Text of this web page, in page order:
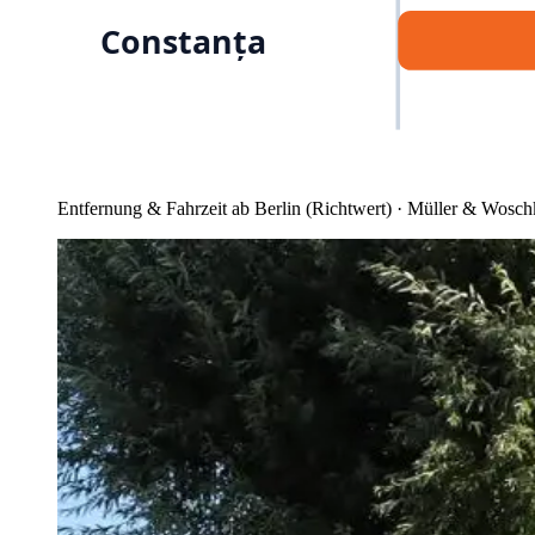
Constanța
Entfernung & Fahrzeit ab Berlin (Richtwert) · Müller &